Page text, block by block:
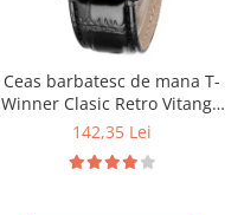
Ceas barbatesc de mana T-
Winner Clasic Retro Vitange
Mecanic Automatic Fashion
142,35 Lei